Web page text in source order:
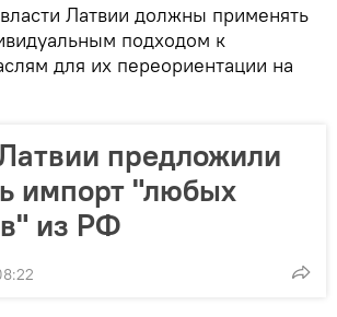
Латвии должны применять
подходом к
для их переориентации на
предложили
импорт "любых
из РФ